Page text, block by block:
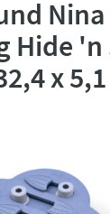
Nina
Hide 'n
x